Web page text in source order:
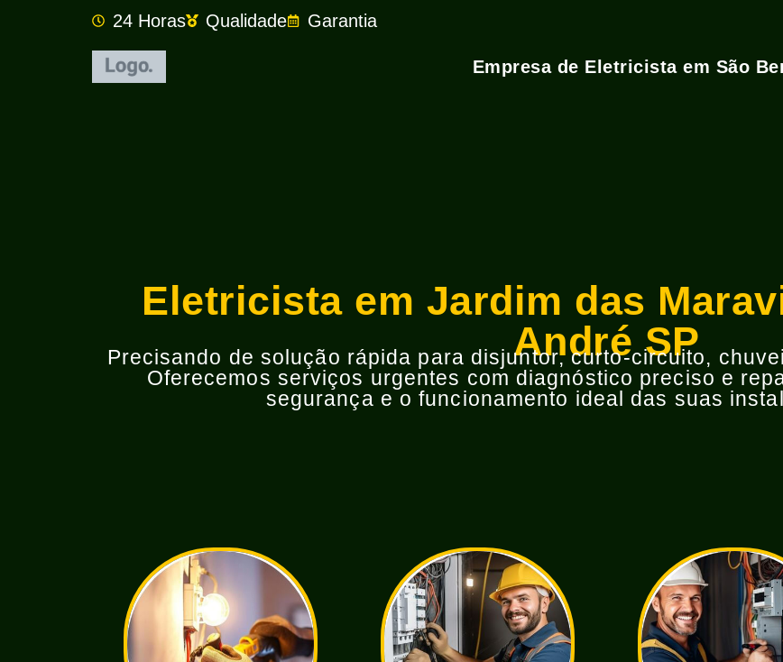
24 Horas Qualidade Garantia
Empresa de Eletricista em São
Eletricista em Jardim das
André SP
Precisando de solução rápida para disjuntor, curto-circuito,
Oferecemos serviços urgentes com diagnóstico preciso e
segurança e o funcionamento ideal das suas